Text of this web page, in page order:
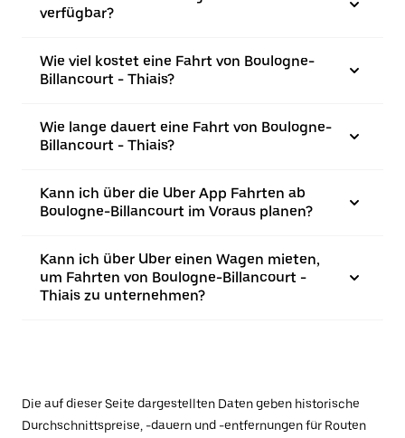
verfügbar?
Wie viel kostet eine Fahrt von Boulogne-
Billancourt - Thiais?
Wie lange dauert eine Fahrt von Boulogne-
Billancourt - Thiais?
Kann ich über die Uber App Fahrten ab
Boulogne-Billancourt im Voraus planen?
Kann ich über Uber einen Wagen mieten,
um Fahrten von Boulogne-Billancourt -
Thiais zu unternehmen?
Die auf dieser Seite dargestellten Daten geben historische
Durchschnittspreise, -dauern und -entfernungen für Routen